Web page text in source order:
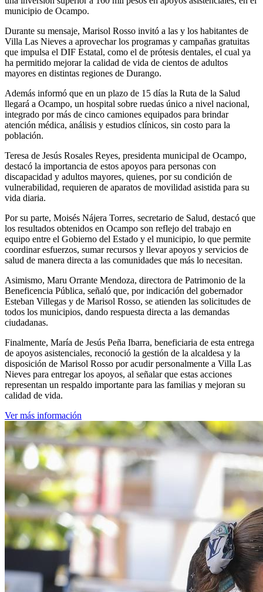
municipio de Ocampo.
Durante su mensaje, Marisol Rosso invitó a las y los habitantes de
Villa Las Nieves a aprovechar los programas y campañas gratuitas
que impulsa el DIF Estatal, como el de prótesis dentales, el cual ya
ha permitido mejorar la calidad de vida de cientos de adultos
mayores en distintas regiones de Durango.
Además informó que en un plazo de 15 días la Ruta de la Salud
llegará a Ocampo, un hospital sobre ruedas único a nivel nacional,
integrado por más de cinco camiones equipados para brindar
atención médica, análisis y estudios clínicos, sin costo para la
población.
Teresa de Jesús Rosales Reyes, presidenta municipal de Ocampo,
destacó la importancia de estos apoyos para personas con
discapacidad y adultos mayores, quienes, por su condición de
vulnerabilidad, requieren de aparatos de movilidad asistida para su
vida diaria.
Por su parte, Moisés Nájera Torres, secretario de Salud, destacó que
los resultados obtenidos en Ocampo son reflejo del trabajo en
equipo entre el Gobierno del Estado y el municipio, lo que permite
coordinar esfuerzos, sumar recursos y llevar apoyos y servicios de
salud de manera directa a las comunidades que más lo necesitan.
Asimismo, Maru Orrante Mendoza, directora de Patrimonio de la
Beneficencia Pública, señaló que, por indicación del gobernador
Esteban Villegas y de Marisol Rosso, se atienden las solicitudes de
todos los municipios, dando respuesta directa a las demandas
ciudadanas.
Finalmente, María de Jesús Peña Ibarra, beneficiaria de esta entrega
de apoyos asistenciales, reconoció la gestión de la alcaldesa y la
disposición de Marisol Rosso por acudir personalmente a Villa Las
Nieves para entregar los apoyos, al señalar que estas acciones
representan un respaldo importante para las familias y mejoran su
calidad de vida.
Ver más información